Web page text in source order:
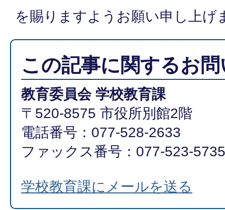
を賜りますようお願い申し上げ
この記事に関するお
教育委員会 学校教育課
〒520-8575 市役所別館2階
電話番号：077-528-2633
ファックス番号：077-523-5735
学校教育課にメールを送る